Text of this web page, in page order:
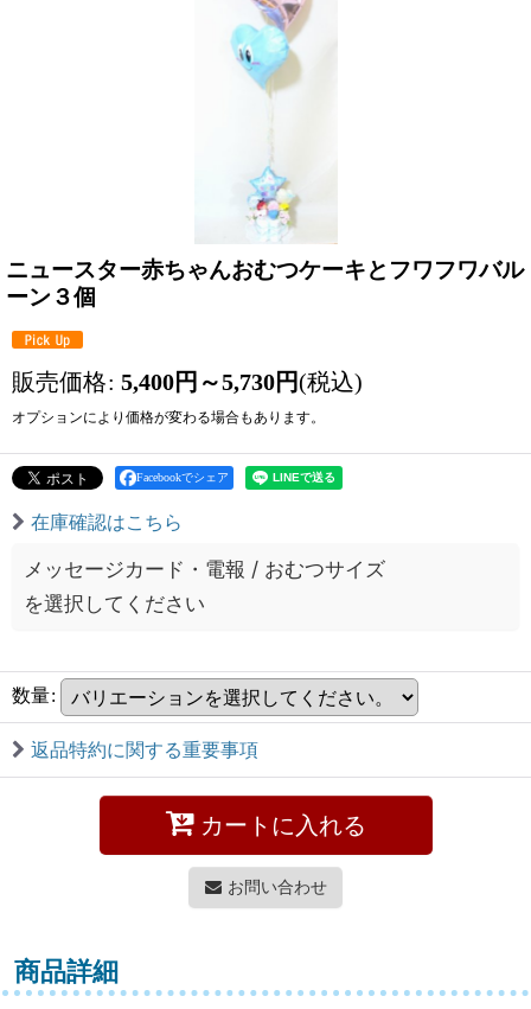
ニュースター赤ちゃんおむつケーキとフワフワバル
ーン３個
販売価格: 5,400円 ～5,730円(税込)
オプションにより価格が変わる場合もあります。
Facebookでシェア
在庫確認はこちら
メッセージカード・電報 / おむつサイズ
を選択してください
数量:
返品特約に関する重要事項
カートに入れる
お問い合わせ
商品詳細